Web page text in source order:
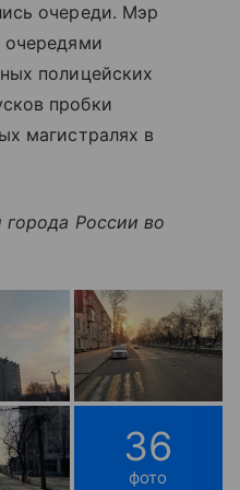
очереди. Мэр
очередями
полицейских
пробки
магистралях в
города России во
36
фото